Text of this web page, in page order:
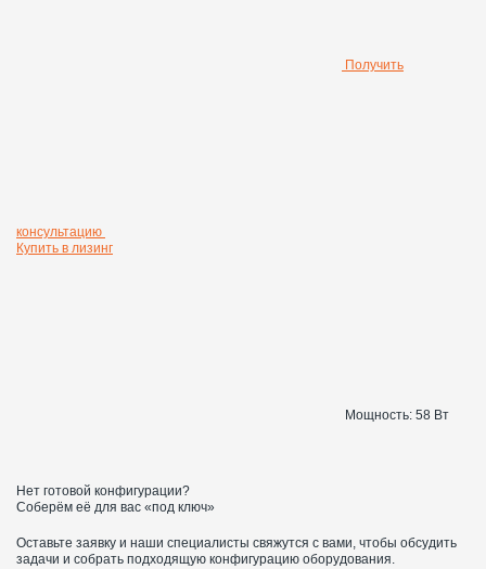
Получить
консультацию
Купить в лизинг
Мощность: 58 Вт
Нет готовой конфигурации?
Соберём её для вас «под ключ»
Оставьте заявку и наши специалисты свяжутся с вами, чтобы обсудить
задачи и собрать подходящую конфигурацию оборудования.